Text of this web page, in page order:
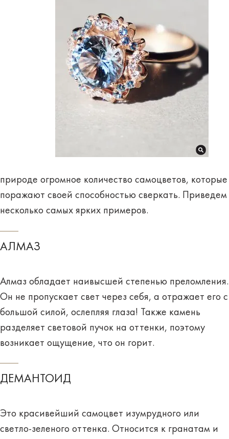
природе огромное количество самоцветов, которые
поражают своей способностью сверкать. Приведем
несколько самых ярких примеров.
АЛМАЗ
Алмаз обладает наивысшей степенью преломления.
Он не пропускает свет через себя, а отражает его с
большой силой, ослепляя глаза! Также камень
разделяет световой пучок на оттенки, поэтому
возникает ощущение, что он горит.
ДЕМАНТОИД
Это красивейший самоцвет изумрудного или
светло-зеленого оттенка. Относится к гранатам и